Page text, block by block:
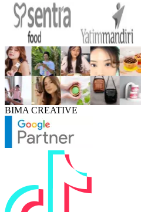
BIMA CREATIVE